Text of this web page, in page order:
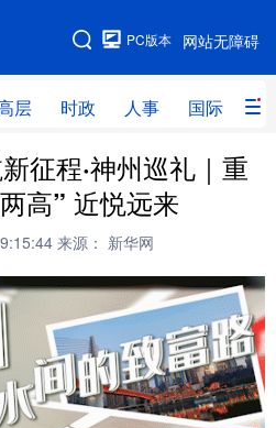
网站无障碍
PC版本
层 时政 人事 国际 财
站地图
时政 人事
网评
全球连线
体育
健康 军事
图片 政务
征程·神州巡礼｜重
高” 近悦远来
来源： 新华网